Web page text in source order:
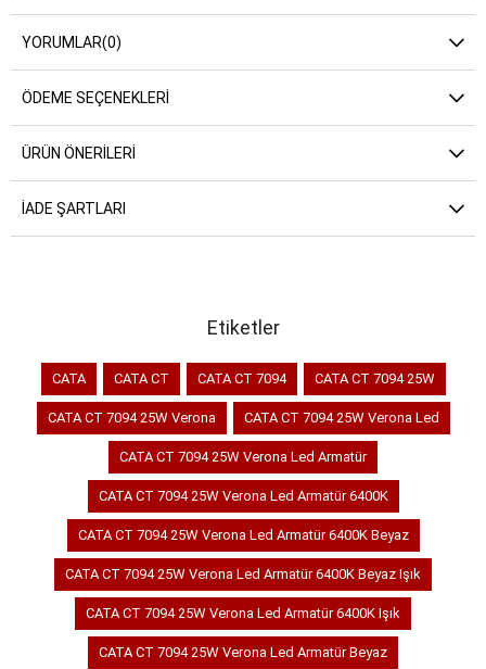
YORUMLAR(0)
ÖDEME SEÇENEKLERI
ÜRÜN ÖNERILERI
İADE ŞARTLARI
Etiketler
CATA CATA CT CATA CT 7094 CATA CT 7094 25W
CATA CT 7094 25W Verona CATA CT 7094 25W Verona Led
CATA CT 7094 25W Verona Led Armatür
CATA CT 7094 25W Verona Led Armatür 6400K
CATA CT 7094 25W Verona Led Armatür 6400K Beyaz
CATA CT 7094 25W Verona Led Armatür 6400K Beyaz Işık
CATA CT 7094 25W Verona Led Armatür 6400K Işık
CATA CT 7094 25W Verona Led Armatür Beyaz